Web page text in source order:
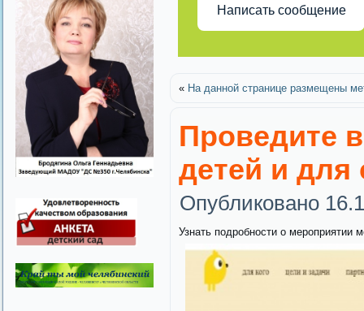
Написать сообщение
« На данной странице размещены
Проведите
детей и для
Опубликовано
Узнать подробности о мероприятии